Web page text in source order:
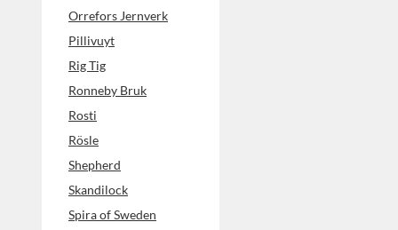
Orrefors Jernverk
Pillivuyt
Rig Tig
Ronneby Bruk
Rosti
Rösle
Shepherd
Skandilock
Spira of Sweden